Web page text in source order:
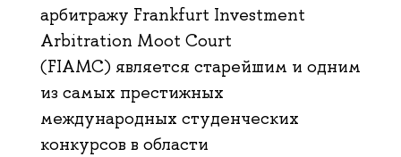
арбитражу Frankfurt Investment
Arbitration Moot Court
(FIAMC) является старейшим и одним
из самых престижных
международных студенческих
конкурсов в области